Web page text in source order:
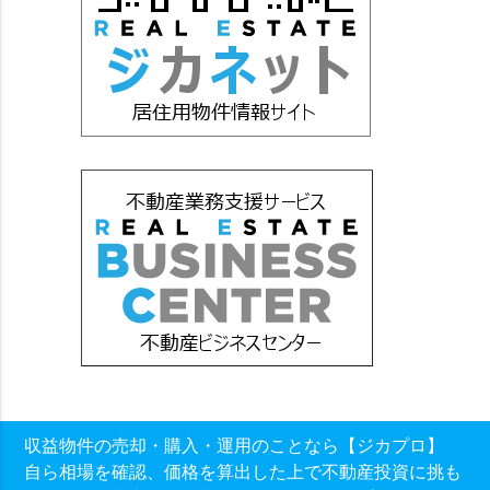
収益物件の売却・購入・運用のことなら【ジカプロ】
自ら相場を確認、価格を算出した上で不動産投資に挑も